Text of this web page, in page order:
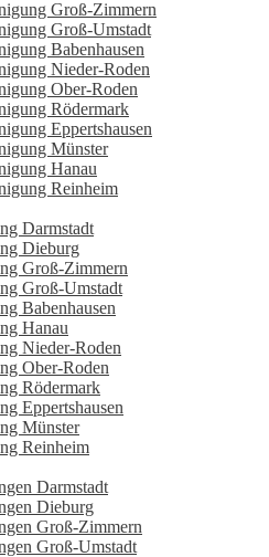
Groß-Zimmern
Groß-Umstadt
Babenhausen
Nieder-Roden
Ober-Roden
Rödermark
Eppertshausen
Münster
Hanau
Reinheim
Darmstadt
Dieburg
Groß-Zimmern
Groß-Umstadt
Babenhausen
Hanau
Nieder-Roden
Ober-Roden
Rödermark
Eppertshausen
Münster
Reinheim
Darmstadt
Dieburg
Groß-Zimmern
Groß-Umstadt